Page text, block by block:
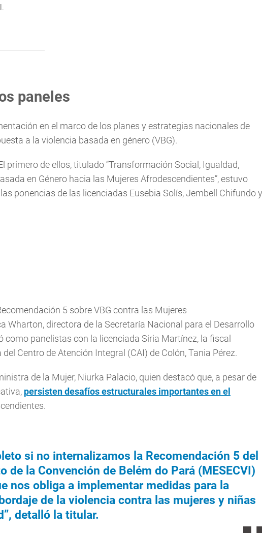
paneles
en el marco de los planes y estrategias nacionales de
a la violencia basada en género (VBG).
primero de ellos, titulado “Transformación Social, Igualdad,
en Género hacia las Mujeres Afrodescendientes”, estuvo
ponencias de las licenciadas Eusebia Solís, Jembell Chifundo y
5 sobre VBG contra las Mujeres
Wharton, directora de la Secretaría Nacional para el Desarrollo
como panelistas con la licenciada Siria Martínez, la fiscal
Centro de Atención Integral (CAI) de Colón, Tania Pérez.
de la Mujer, Niurka Palacio, quien destacó que, a pesar de
persisten desafíos estructurales importantes en el
si no internalizamos la Recomendación 5 del
de la Convención de Belém do Pará (MESECVI)
nos obliga a implementar medidas para la
de la violencia contra las mujeres y niñas
detalló la titular.